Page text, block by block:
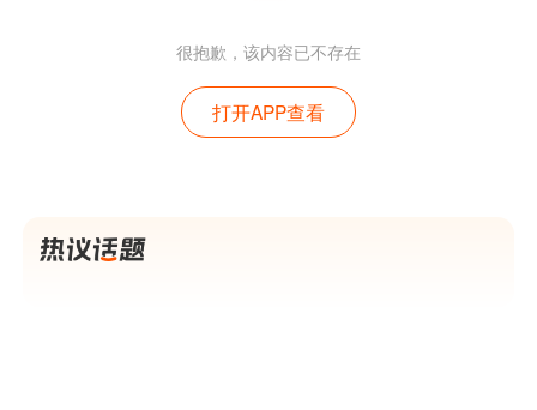
很抱歉，该内容已不存在
打开APP查看